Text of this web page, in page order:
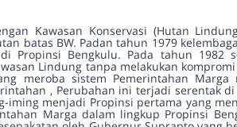
Kawasan Konservasi (Hutan
batas BW. Padan tahun 1979
Propinsi Bengkulu. Pada tahun 1982
Lindung tanpa melakukan
meroba sistem Pemerintahan Marga
, Perubahan ini terjadi serentak
iming menjadi Propinsi pertama yang
Marga dalam lingkup Propinsi